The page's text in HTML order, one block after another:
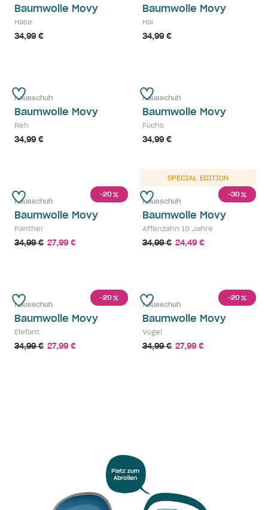
Baumwolle Movy
Hase
34,99 €
Baumwolle Movy
Hai
34,99 €
Hausschuh
Baumwolle Movy
Reh
34,99 €
Hausschuh
Baumwolle Movy
Fuchs
34,99 €
-20%
Hausschuh
Baumwolle Movy
Panther
34,99 € 27,99 €
SPECIAL EDITION
-30%
Hausschuh
Baumwolle Movy
Affenzahn 10 Jahre
34,99 € 24,49 €
-20%
Hausschuh
Baumwolle Movy
Elefant
34,99 € 27,99 €
-20%
Hausschuh
Baumwolle Movy
Vogel
34,99 € 27,99 €